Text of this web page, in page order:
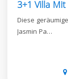
Diese
Jasmin Pa…